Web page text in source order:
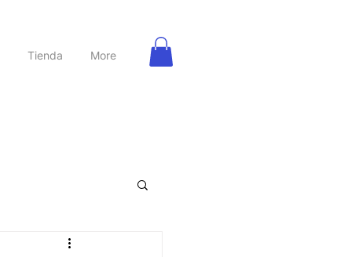
Tienda More
Nutrición